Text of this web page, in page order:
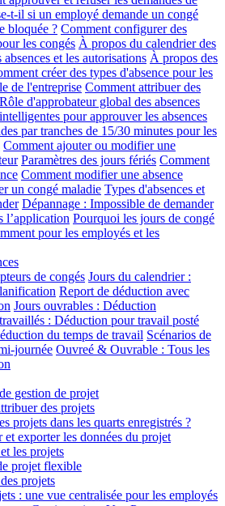
t-il si un employé demande un congé
bloquée ? Comment configurer des
les congés À propos du calendrier des
et les autorisations À propos des
créer des types d'absence pour les
de l'entreprise Comment attribuer des
Rôle d'approbateur global des absences
pour approuver les absences
par tranches de 15/30 minutes pour les
Comment ajouter ou modifier une
Paramètres des jours fériés Comment
Comment modifier une absence
un congé maladie Types d'absences et
Dépannage : Impossible de demander
l’application Pourquoi les jours de congé
pour les employés et les
de congés Jours du calendrier :
Report de déduction avec
Jours ouvrables : Déduction
: Déduction pour travail posté
du temps de travail Scénarios de
journée Ouvreé & Ouvrable : Tous les
gestion de projet
des projets
projets dans les quarts enregistrés ?
exporter les données du projet
les projets
projet flexible
projets
: une vue centralisée pour les employés